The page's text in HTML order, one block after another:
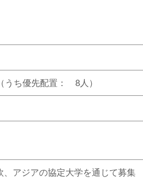
うち優先配置： 8人）
、アジアの協定大学を通じて募集